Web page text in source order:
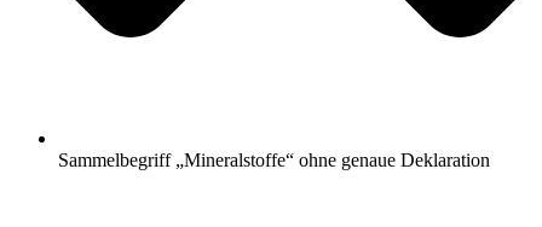
Sammelbegriff „Mineralstoffe“ ohne genaue Deklaration